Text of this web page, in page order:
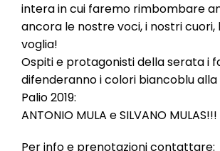
intera in cui faremo rimbombare
ancora le nostre voci, i nostri cuori,
voglia!
Ospiti e protagonisti della serata i
difenderanno i colori biancoblu
Palio 2019:
ANTONIO MULA e SILVANO MULAS!!!
Per info e prenotazioni contattare: